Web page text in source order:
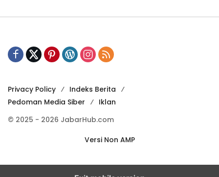
Privacy Policy
Indeks Berita
Pedoman Media Siber
Iklan
© 2025 - 2026 JabarHub.com
Versi Non AMP